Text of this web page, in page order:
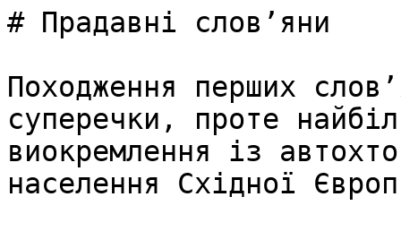
# Прадавні слов’яни
Походження перших
суперечки, проте
виокремлення із
населення Східної